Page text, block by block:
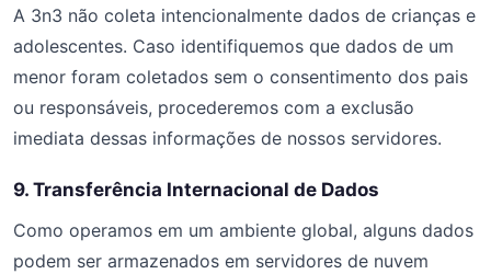
A 3n3 não coleta intencionalmente dados de crianças e
adolescentes. Caso identifiquemos que dados de um
menor foram coletados sem o consentimento dos pais
ou responsáveis, procederemos com a exclusão
imediata dessas informações de nossos servidores.
9. Transferência Internacional de Dados
Como operamos em um ambiente global, alguns dados
podem ser armazenados em servidores de nuvem